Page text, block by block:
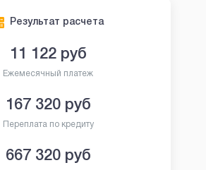
Результат расчета
11 122руб
Ежемесячный платеж
167 320руб
Переплата по кредиту
667 320руб